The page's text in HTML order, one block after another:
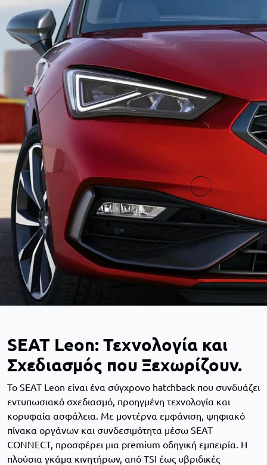
SEAT Leon: Τεχνολογία και
Σχεδιασμός που Ξεχωρίζουν.
Το SEAT Leon είναι ένα σύγχρονο hatchback που συνδυάζει
εντυπωσιακό σχεδιασμό, προηγμένη τεχνολογία και
κορυφαία ασφάλεια. Με μοντέρνα εμφάνιση, ψηφιακό
πίνακα οργάνων και συνδεσιμότητα μέσω SEAT
CONNECT, προσφέρει μια premium οδηγική εμπειρία. Η
πλούσια γκάμα κινητήρων, από TSI έως υβριδικές